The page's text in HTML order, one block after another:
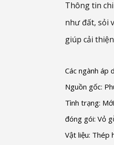
Thông tin
như đất, sỏi
giúp cải
Các ngành áp
Nguồn gốc:
Tình trạng: Mới
đóng gói: Vỏ
Vật liệu: Thép